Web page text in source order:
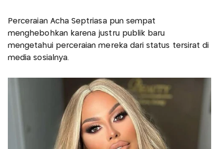
Perceraian Acha Septriasa pun sempat
menghebohkan karena justru publik baru
mengetahui perceraian mereka dari status tersirat di
media sosialnya.